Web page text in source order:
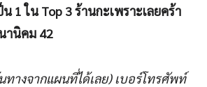
1 ใน Top 3 ร้านกะเพราะเลยคร้า
านิคม 42
างจากแผนที่ได้เลย) เบอร์โทรศัพท์